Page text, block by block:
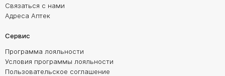
Связаться с нами
Адреса Аптек
Сервис
Программа лояльности
Условия программы лояльности
Пользовательское соглашение